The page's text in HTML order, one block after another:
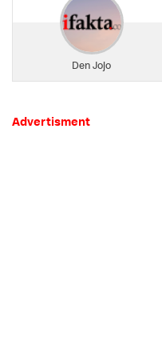
Den Jojo
Advertisment